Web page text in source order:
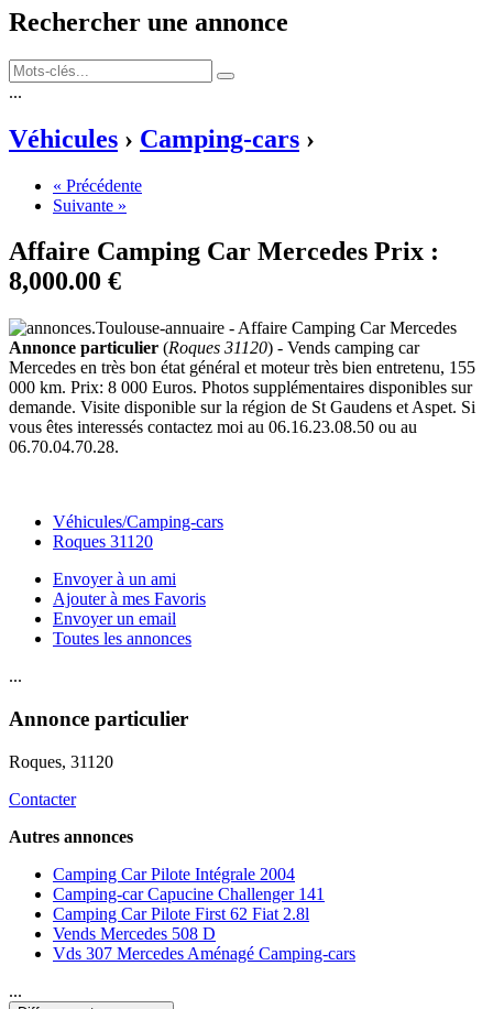
Rechercher une annonce
...
Véhicules › Camping-cars ›
« Précédente
Suivante »
Affaire Camping Car Mercedes Prix :
8,000.00 €
Annonce particulier (Roques 31120) - Vends camping car
Mercedes en très bon état général et moteur très bien entretenu, 155
000 km. Prix: 8 000 Euros. Photos supplémentaires disponibles sur
demande. Visite disponible sur la région de St Gaudens et Aspet. Si
vous êtes interessés contactez moi au 06.16.23.08.50 ou au
06.70.04.70.28.
Véhicules/Camping-cars
Roques 31120
Envoyer à un ami
Ajouter à mes Favoris
Envoyer un email
Toutes les annonces
...
Annonce particulier
Roques, 31120
Contacter
Autres annonces
Camping Car Pilote Intégrale 2004
Camping-car Capucine Challenger 141
Camping Car Pilote First 62 Fiat 2.8l
Vends Mercedes 508 D
Vds 307 Mercedes Aménagé Camping-cars
...